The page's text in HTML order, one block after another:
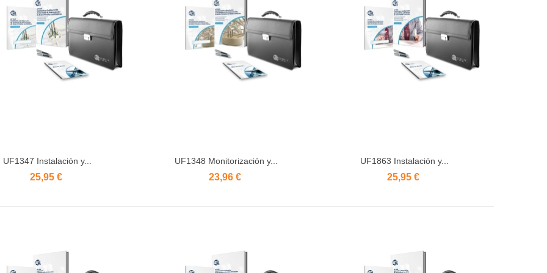
Añadir al carrito
UF1347 Instalación y...
25,95 €
Añadir al carrito
UF1348 Monitorización y...
23,96 €
Añadir al carrito
UF1863 Instalación y...
25,95 €